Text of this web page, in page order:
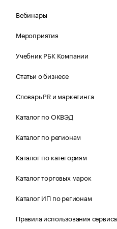
Вебинары
Мероприятия
Учебник РБК Компании
Статьи о бизнесе
Словарь PR и маркетинга
Каталог по ОКВЭД
Каталог по регионам
Каталог по категориям
Каталог торговых марок
Каталог ИП по регионам
Правила использования сервиса